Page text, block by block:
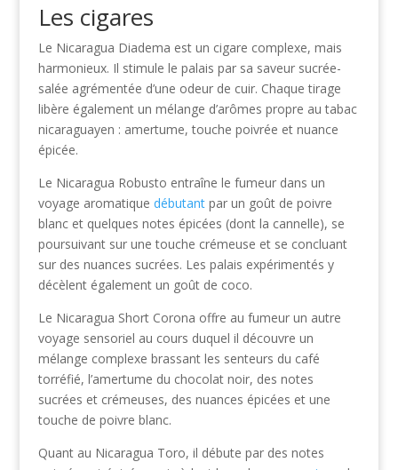
Les cigares
Le Nicaragua Diadema est un cigare complexe, mais
harmonieux. Il stimule le palais par sa saveur sucrée-
salée agrémentée d’une odeur de cuir. Chaque tirage
libère également un mélange d’arômes propre au tabac
nicaraguayen : amertume, touche poivrée et nuance
épicée.
Le Nicaragua Robusto entraîne le fumeur dans un
voyage aromatique débutantpar un goût de poivre
blanc et quelques notes épicées (dont la cannelle), se
poursuivant sur une touche crémeuse et se concluant
sur des nuances sucrées. Les palais expérimentés y
décèlent également un goût de coco.
Le Nicaragua Short Corona offre au fumeur un autre
voyage sensoriel au cours duquel il découvre un
mélange complexe brassant les senteurs du café
torréfié, l’amertume du chocolat noir, des notes
sucrées et crémeuses, des nuances épicées et une
touche de poivre blanc.
Quant au Nicaragua Toro, il débute par des notes